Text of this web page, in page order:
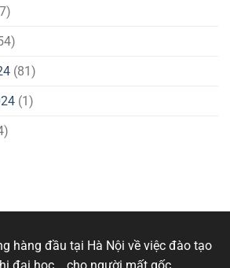
(81)
(1)
hàng đầu tại Hà Nội về việc đào tạo
đại học... cho người mất gốc.